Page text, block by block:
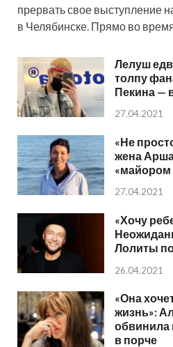
прервать свое выступление
в Челябинске. Прямо во
Лелуш
толпу
Пекина —
27.04.2021
«Не
жена
27.04.2021
«Хочу
Лолиты
26.04.2021
«Она
жизнь»:
обвинила
в порче